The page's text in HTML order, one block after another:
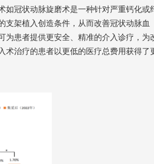
如冠状动脉旋磨术是一种针对严重钙化或
支架植入创造条件，从而改善冠状动脉血
为患者提供更安全、精准的介入诊疗，为
术治疗的患者以更低的医疗总费用获得了